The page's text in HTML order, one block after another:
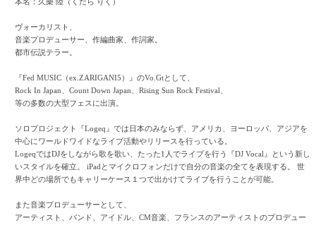
ヴォーカリスト、
音楽プロデューサー、作編曲家、作詞家。
都市伝説テラー。
『Fed MUSIC（ex.ZARIGANI5）』のVo.Gtとして、
Rock In Japan、Count Down Japan、Rising Sun Rock Festival、
等の多数の大型フェスに出演。
ソロプロジェクト『Logeq』では日本のみならず、アメリカ、ヨーロッパ、アジアを
中心にワールドワイドなライブ活動やリリースを行っている。
LogeqではDJをしながら歌を歌い、たった1人でライブを行う『DJ Vocal』という新し
いスタイルを確立。 iPadとマイクロフォンだけで自分の音楽の全てを表現する。 世
界中どの場所でもキャリーケース１つで出かけてライブを行うことが可能。
また音楽プロデューサーとして、
アーティスト、バンド、アイドル、CM音楽、フランスのアーティストのプロデュー